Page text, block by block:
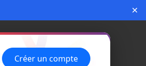
×
Créer un compte